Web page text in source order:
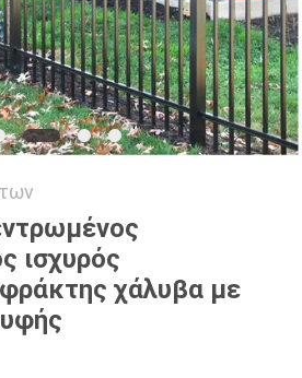
ισχυρός
χάλυβα με